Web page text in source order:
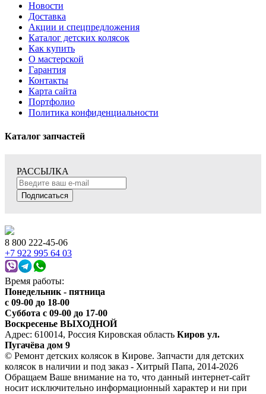
Новости
Доставка
Акции и спецпредложения
Каталог детских колясок
Как купить
О мастерской
Гарантия
Контакты
Карта сайта
Портфолио
Политика конфиденциальности
Каталог запчастей
РАССЫЛКА
Подписаться
8 800 222-45-06
+7 922 995 64 03
Время работы:
Понедельник - пятница
c 09-00 до 18-00
Суббота с 09-00 до 17-00
Воскресенье ВЫХОДНОЙ
Адрес: 610014, Россия Кировская область Киров ул.
Пугачёва дом 9
© Ремонт детских колясок в Кирове. Запчасти для детских
колясок в наличии и под заказ - Хитрый Папа, 2014-2026
Обращаем Ваше внимание на то, что данный интернет-сайт
носит исключительно информационный характер и ни при